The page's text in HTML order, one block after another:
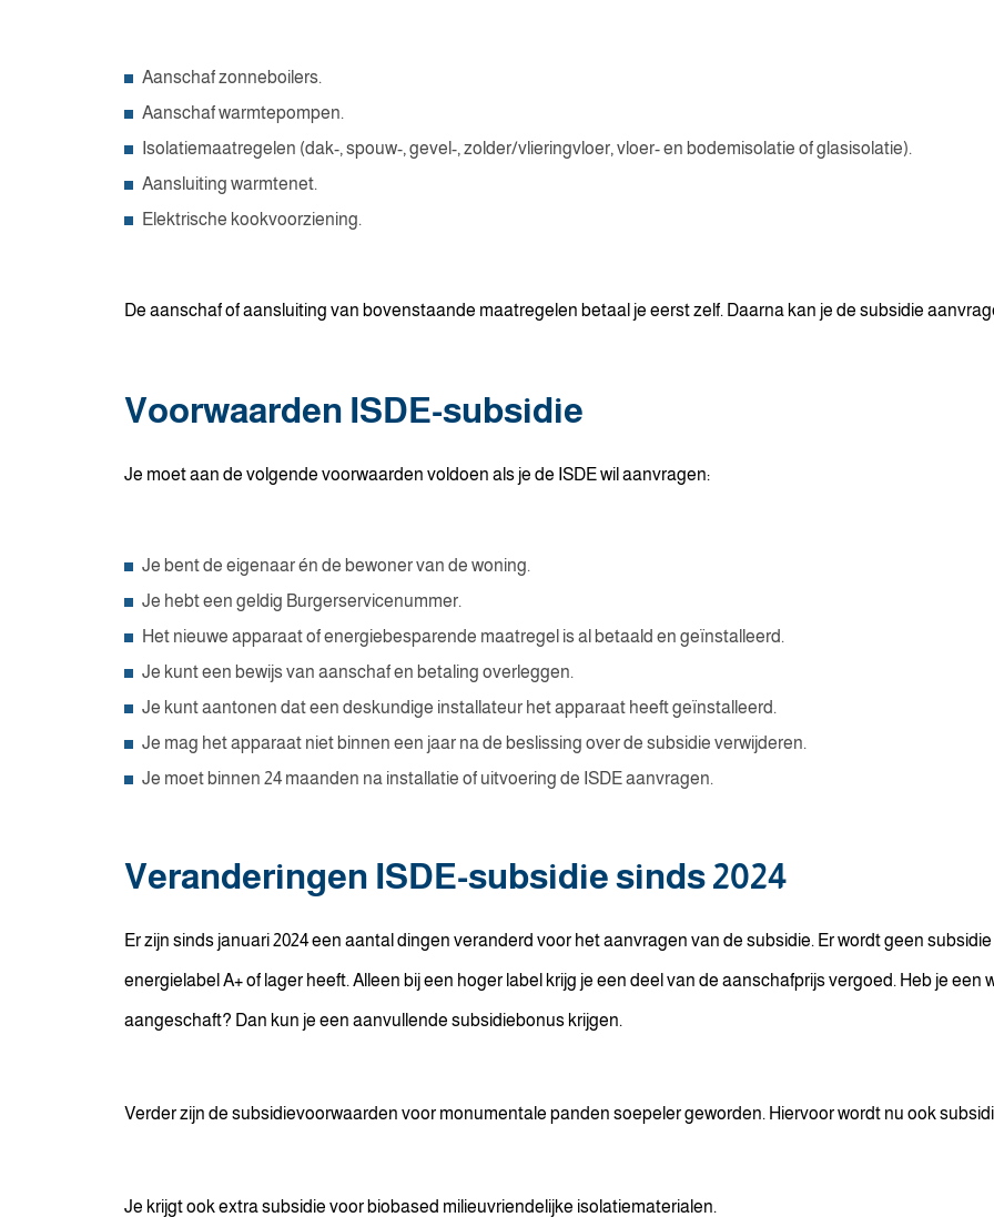
Aanschaf zonneboilers.
Aanschaf warmtepompen.
Isolatiemaatregelen (dak-, spouw-, gevel-, zolder/vlieringvloer, vloer- en bodemisolatie of glasisolatie).
Aansluiting warmtenet.
Elektrische kookvoorziening.
De aanschaf of aansluiting van bovenstaande maatregelen betaal je eerst zelf. Daarna kan je de subsidie
Voorwaarden ISDE-subsidie
Je moet aan de volgende voorwaarden voldoen als je de ISDE wil aanvragen:
Je bent de eigenaar én de bewoner van de woning.
Je hebt een geldig Burgerservicenummer.
Het nieuwe apparaat of energiebesparende maatregel is al betaald en geïnstalleerd.
Je kunt een bewijs van aanschaf en betaling overleggen.
Je kunt aantonen dat een deskundige installateur het apparaat heeft geïnstalleerd.
Je mag het apparaat niet binnen een jaar na de beslissing over de subsidie verwijderen.
Je moet binnen 24 maanden na installatie of uitvoering de ISDE aanvragen.
Veranderingen ISDE-subsidie sinds 2024
Er zijn sinds januari 2024 een aantal dingen veranderd voor het aanvragen van de subsidie. Er wordt geen
energielabel A+ of lager heeft. Alleen bij een hoger label krijg je een deel van de aanschafprijs vergoed. Heb je een
aangeschaft? Dan kun je een aanvullende subsidiebonus krijgen.
Verder zijn de subsidievoorwaarden voor monumentale panden soepeler geworden. Hiervoor wordt nu ook
Je krijgt ook extra subsidie voor biobased milieuvriendelijke isolatiematerialen.